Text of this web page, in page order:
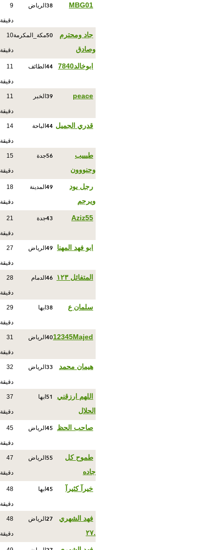
MBG01
38 الرياض 9
دقيقة
جاد ومحترم
وصادق
50مكة_المكرمة10
دقيقة
ابوخالد7840 44 الطائف 11
دقيقة
peace
39 الخبر 11
دقيقة
قدري الجميل 44 الباحة 14
دقيقة
طيييب
وحنووون
56جدة 15
دقيقة
رجل يود
ويرحم
49 المدينة 18
دقيقة
Aziz55
43جدة 21
دقيقة
ابو فهد المهنا 49 الرياض 27
دقيقة
المتفائل ١٢٣ 46 الدمام 28
دقيقة
سلمان ع 38 ابها 29
دقيقة
12345Majed
40 الرياض 31
دقيقة
هيمان محمد 33 الرياض 32
دقيقة
اللهم ارزقني
الحلال
51 ابها 37
دقيقة
صاحب الحظ 45 الرياض 45
دقيقة
طموح كل
جاده
55 الرياض 47
دقيقة
خيرآ كثيرآ 45 ابها 48
دقيقة
فهد الشهري
.٢٧
27 الرياض 48
دقيقة